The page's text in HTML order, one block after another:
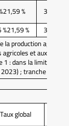
%
3,93
%
3,86
la production
et aux
: dans la limite du
; tranche 2 : de
Taux global